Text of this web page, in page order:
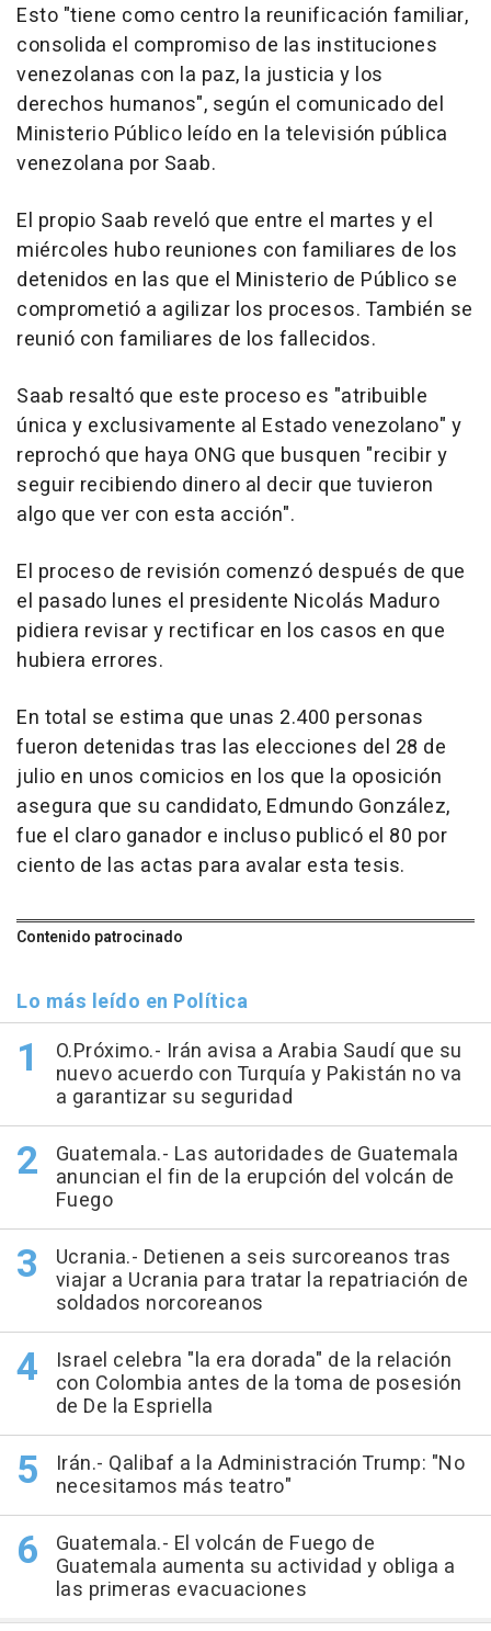
Esto "tiene como centro la reunificación familiar,
consolida el compromiso de las instituciones
venezolanas con la paz, la justicia y los
derechos humanos", según el comunicado del
Ministerio Público leído en la televisión pública
venezolana por Saab.
El propio Saab reveló que entre el martes y el
miércoles hubo reuniones con familiares de los
detenidos en las que el Ministerio de Público se
comprometió a agilizar los procesos. También se
reunió con familiares de los fallecidos.
Saab resaltó que este proceso es "atribuible
única y exclusivamente al Estado venezolano" y
reprochó que haya ONG que busquen "recibir y
seguir recibiendo dinero al decir que tuvieron
algo que ver con esta acción".
El proceso de revisión comenzó después de que
el pasado lunes el presidente Nicolás Maduro
pidiera revisar y rectificar en los casos en que
hubiera errores.
En total se estima que unas 2.400 personas
fueron detenidas tras las elecciones del 28 de
julio en unos comicios en los que la oposición
asegura que su candidato, Edmundo González,
fue el claro ganador e incluso publicó el 80 por
ciento de las actas para avalar esta tesis.
Contenido patrocinado
Lo más leído en Política
O.Próximo.- Irán avisa a Arabia Saudí que su
nuevo acuerdo con Turquía y Pakistán no va
a garantizar su seguridad
Guatemala.- Las autoridades de Guatemala
anuncian el fin de la erupción del volcán de
Fuego
Ucrania.- Detienen a seis surcoreanos tras
viajar a Ucrania para tratar la repatriación de
soldados norcoreanos
Israel celebra "la era dorada" de la relación
con Colombia antes de la toma de posesión
de De la Espriella
Irán.- Qalibaf a la Administración Trump: "No
necesitamos más teatro"
Guatemala.- El volcán de Fuego de
Guatemala aumenta su actividad y obliga a
las primeras evacuaciones